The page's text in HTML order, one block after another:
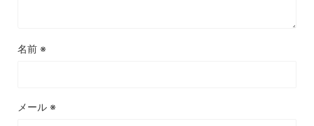
名前 ※
メール ※